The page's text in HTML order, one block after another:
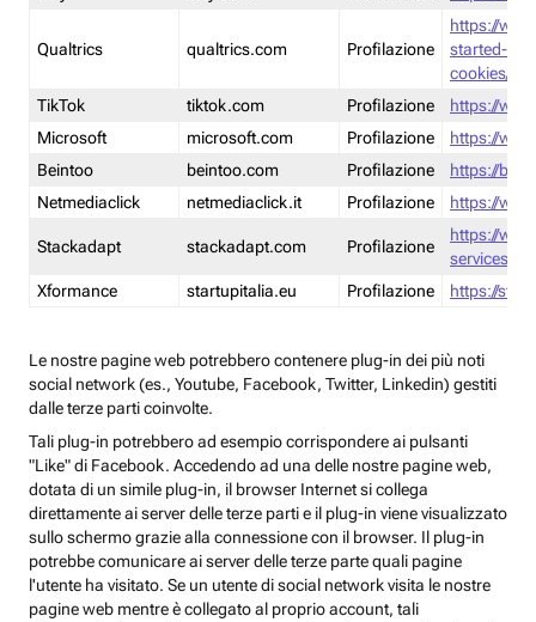
Qualtrics qualtrics.com Profilazione
https://
started-
cookies/
TikTok
tiktok.com Profilazione
https://
Microsoft
microsoft.com Profilazione
https://
Beintoo
beintoo.com Profilazione
https://
Netmediaclick
netmediaclick.it Profilazione https://
Stackadapt stackadapt.com Profilazione
https://
services-
Xformance
startupitalia.eu Profilazione https://
Le nostre pagine web potrebbero contenere plug-in dei più noti
social network (es., Youtube, Facebook, Twitter, Linkedin) gestiti
dalle terze parti coinvolte.
Tali plug-in potrebbero ad esempio corrispondere ai pulsanti
"Like" di Facebook. Accedendo ad una delle nostre pagine web,
dotata di un simile plug-in, il browser Internet si collega
direttamente ai server delle terze parti e il plug-in viene visualizzato
sullo schermo grazie alla connessione con il browser. Il plug-in
potrebbe comunicare ai server delle terze parte quali pagine
l'utente ha visitato. Se un utente di social network visita le nostre
pagine web mentre è collegato al proprio account, tali